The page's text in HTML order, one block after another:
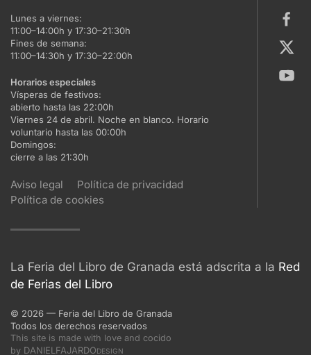
Lunes a viernes:
11:00–14:00h y 17:30–21:30h
Fines de semana:
11:00–14:30h y 17:30–22:00h
Horarios especiales
Vísperas de festivos:
abierto hasta las 22:00h
Viernes 24 de abril. Noche en blanco. Horario
voluntario hasta las 00:00h
Domingos:
cierre a las 21:30h
Aviso legal
Política de privacidad
Política de cookies
La Feria del Libro de Granada está adscrita a la Red
de Ferias del Libro
© 2026 — Feria del Libro de Granada
Todos los derechos reservados
This site is made with love and cocido
by DANIELFAJARDODESIGN